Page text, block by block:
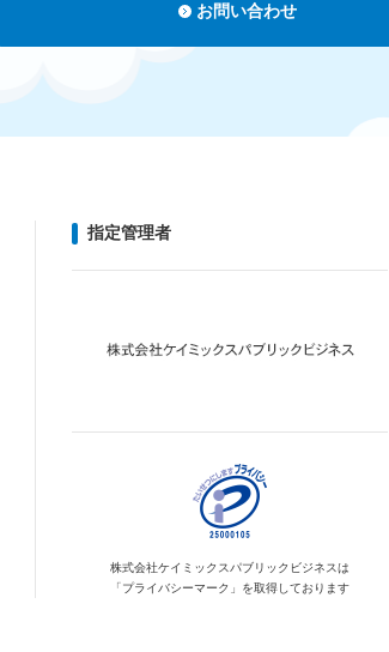
お問い合わせ
指定管理者
株式会社ケイミックスパブリックビジネスは
「プライバシーマーク」を取得しております